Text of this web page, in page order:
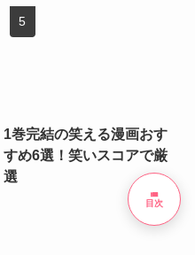
1巻完結の笑える漫画おす
すめ6選！笑いスコアで厳
選
list
目次